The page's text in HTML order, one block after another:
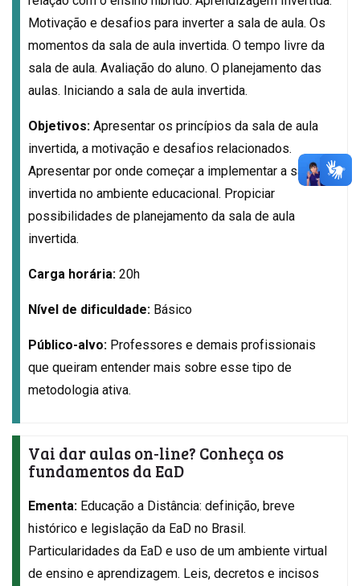
Motivação e desafios para inverter a sala de aula. Os
momentos da sala de aula invertida. O tempo livre da
sala de aula. Avaliação do aluno. O planejamento das
aulas. Iniciando a sala de aula invertida.
Objetivos: Apresentar os princípios da sala de aula
invertida, a motivação e desafios relacionados.
Apresentar por onde começar a implementar a sala
invertida no ambiente educacional. Propiciar
possibilidades de planejamento da sala de aula
invertida.
Carga horária: 20h
Nível de dificuldade: Básico
Público-alvo: Professores e demais profissionais
que queiram entender mais sobre esse tipo de
metodologia ativa.
Vai dar aulas on-line? Conheça os
fundamentos da EaD
Ementa: Educação a Distância: definição, breve
histórico e legislação da EaD no Brasil.
Particularidades da EaD e uso de um ambiente virtual
de ensino e aprendizagem. Leis, decretos e incisos